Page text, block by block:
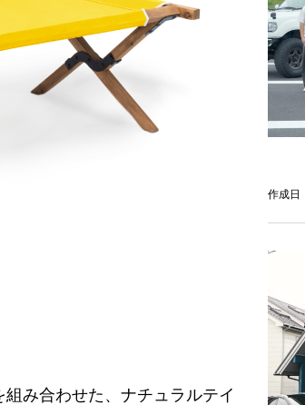
み合わせた、ナチュラルテイ
作成日